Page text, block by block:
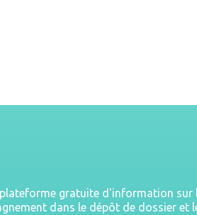
gratuite d'information sur
dans le dépôt de dossier et